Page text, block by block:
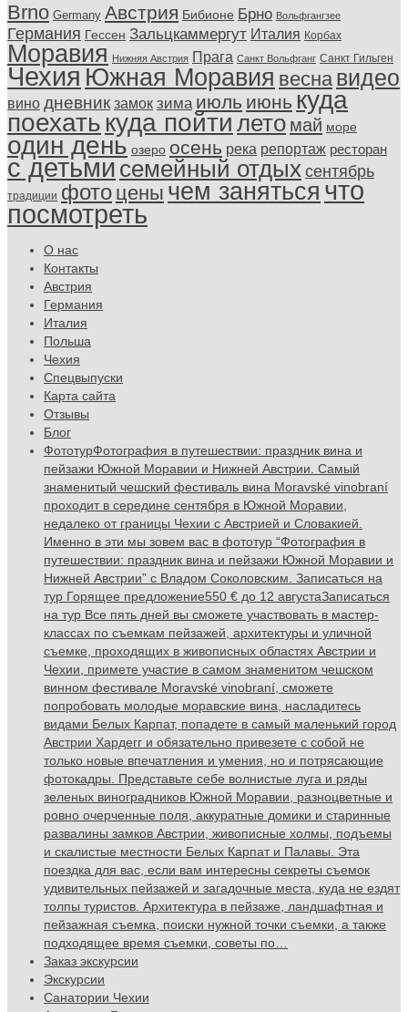
Brno Germany Австрия Бибионе Брно Вольфгангзее
Германия Гессен Зальцкаммергут Италия Корбах
Моравия Нижняя Австрия Прага Санкт Вольфганг Санкт Гильген
Чехия Южная Моравия весна видео
вино дневник замок зима июль июнь куда
поехать куда пойти лето май море
один день озеро осень река репортаж ресторан
с детьмисемейный отдых сентябрь
традиции фото цены чем заняться что
посмотреть
О нас
Контакты
Австрия
Германия
Италия
Польша
Чехия
Спецвыпуски
Карта сайта
Отзывы
Блог
ФототурФотография в путешествии: праздник вина и
пейзажи Южной Моравии и Нижней Австрии. Самый
знаменитый чешский фестиваль вина Moravské vinobraní
проходит в середине сентября в Южной Моравии,
недалеко от границы Чехии с Австрией и Словакией.
Именно в эти мы зовем вас в фототур “Фотография в
путешествии: праздник вина и пейзажи Южной Моравии и
Нижней Австрии” с Владом Соколовским. Записаться на
тур Горящее предложение550 € до 12 августаЗаписаться
на тур Все пять дней вы сможете участвовать в мастер-
классах по съемкам пейзажей, архитектуры и уличной
съемке, проходящих в живописных областях Австрии и
Чехии, примете участие в самом знаменитом чешском
винном фестивале Moravské vinobraní, сможете
попробовать молодые моравские вина, насладитесь
видами Белых Карпат, попадете в самый маленький город
Австрии Хардегг и обязательно привезете с собой не
только новые впечатления и умения, но и потрясающие
фотокадры. Представьте себе волнистые луга и ряды
зеленых виноградников Южной Моравии, разноцветные и
ровно очерченные поля, аккуратные домики и старинные
развалины замков Австрии, живописные холмы, подъемы
и скалистые местности Белых Карпат и Палавы. Эта
поездка для вас, если вам интересны секреты съемок
удивительных пейзажей и загадочные места, куда не ездят
толпы туристов. Архитектура в пейзаже, ландшафтная и
пейзажная съемка, поиски нужной точки съемки, а также
подходящее время съемки, советы по…
Заказ экскурсии
Экскурсии
Санатории Чехии